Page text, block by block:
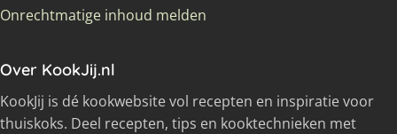
Onrechtmatige inhoud melden
Over KookJij.nl
KookJij is dé kookwebsite vol recepten en inspiratie voor
thuiskoks. Deel recepten, tips en kooktechnieken met